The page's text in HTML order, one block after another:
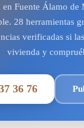
en Fuente Álamo de
28 herramientas
verificadas si
vivienda y
36 76